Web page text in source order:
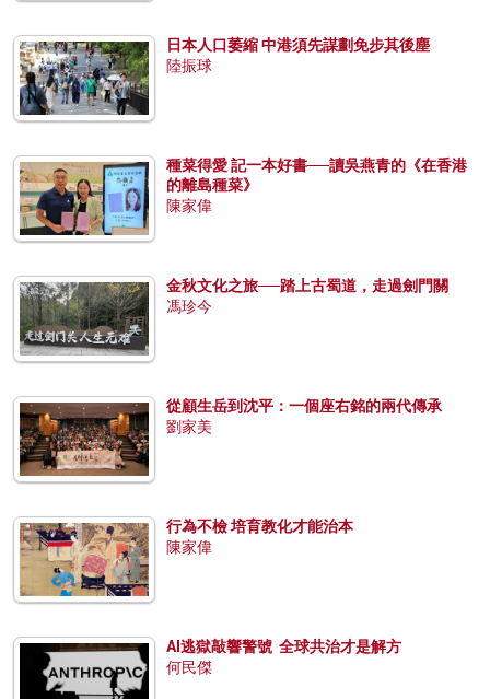
日本人口萎縮 中港須先謀劃免步其後塵
陸振球
種菜得愛 記一本好書──讀吳燕青的《在香港
的離島種菜》
陳家偉
金秋文化之旅──踏上古蜀道，走過劍門關
馮珍今
從顧生岳到沈平：一個座右銘的兩代傳承
劉家美
行為不檢 培育教化才能治本
陳家偉
AI逃獄敲響警號 全球共治才是解方
何民傑